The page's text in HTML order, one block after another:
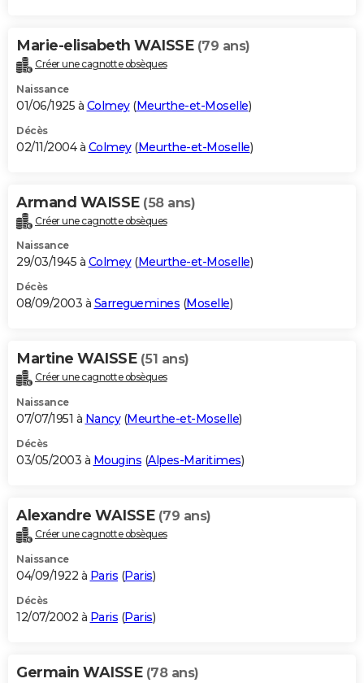
Marie-elisabeth WAISSE (79 ans)
Créer une cagnotte obsèques
Naissance
01/06/1925 à Colmey(Meurthe-et-Moselle)
Décès
02/11/2004 à Colmey(Meurthe-et-Moselle)
Armand WAISSE (58 ans)
Créer une cagnotte obsèques
Naissance
29/03/1945 à Colmey(Meurthe-et-Moselle)
Décès
08/09/2003 à Sarreguemines (Moselle)
Martine WAISSE (51 ans)
Créer une cagnotte obsèques
Naissance
07/07/1951 à Nancy(Meurthe-et-Moselle)
Décès
03/05/2003 à Mougins (Alpes-Maritimes)
Alexandre WAISSE (79 ans)
Créer une cagnotte obsèques
Naissance
04/09/1922 à Paris (Paris)
Décès
12/07/2002 à Paris (Paris)
Germain WAISSE (78 ans)